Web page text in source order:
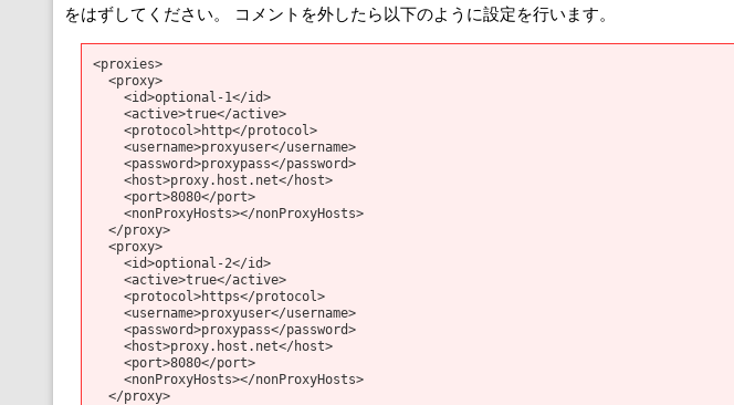
をはずしてください。 コメントを外したら以下のように設定を行います。
<proxies>
<proxy>
<id>optional-1</id>
<active>true</active>
<protocol>http</protocol>
<username>proxyuser</username>
<password>proxypass</password>
<host>proxy.host.net</host>
<port>8080</port>
<nonProxyHosts></nonProxyHosts>
</proxy>
<proxy>
<id>optional-2</id>
<active>true</active>
<protocol>https</protocol>
<username>proxyuser</username>
<password>proxypass</password>
<host>proxy.host.net</host>
<port>8080</port>
<nonProxyHosts></nonProxyHosts>
</proxy>